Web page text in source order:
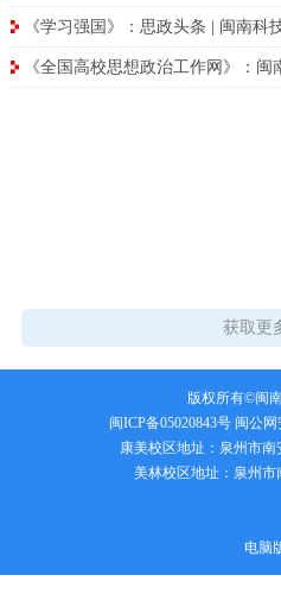
获取更
版权所有©闽
闽ICP备05020843号 闽公网
康美校区地址：泉州市
美林校区地址：泉州市
电脑